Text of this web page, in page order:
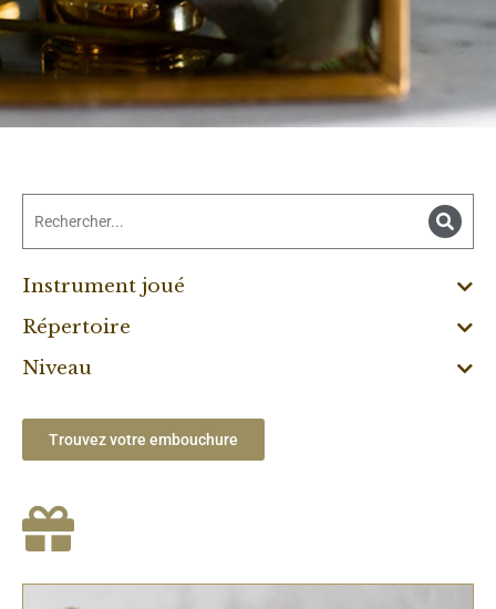
Instrument joué
Répertoire
Niveau
Trouvez votre embouchure